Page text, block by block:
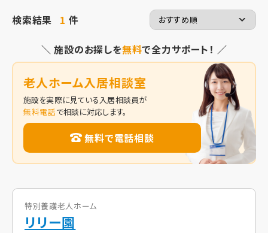
検索結果 1 件
＼ 施設のお探しを無料で全力サポート！ ／
老人ホーム入居相談室
施設を実際に見ている入居相談員が
無料電話で相談に対応します。
無料で電話相談
特別養護老人ホーム
リリー園